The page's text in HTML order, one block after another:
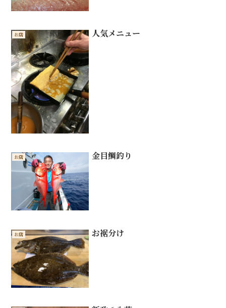
お店 人気メニュー
お店 金目鯛釣り
お店 お裾分け